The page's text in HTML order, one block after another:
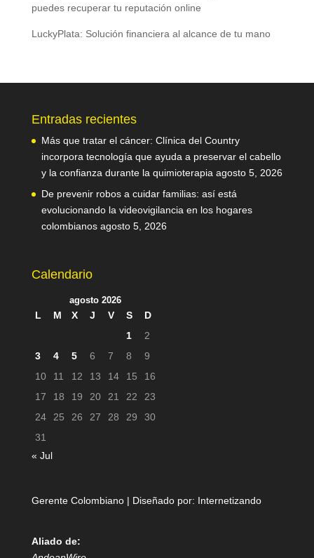
puedes recuperar tu reputación online
LuckyPlata: Solución financiera al alcance de tu mano
Entradas recientes
Más que tratar el cáncer: Clínica del Country
incorpora tecnología que ayuda a preservar el cabello
y la confianza durante la quimioterapia agosto 5, 2026
De prevenir robos a cuidar familias: así está
evolucionando la videovigilancia en los hogares
colombianos agosto 5, 2026
Calendario
agosto 2026
L M X J V S
D
1
2
3
4 5 6 7 8
9
10
11 12 13 14 15
16
17
18 19 20 21 22
23
24
25 26 27 28 29
30
31
« Jul
Gerente Colombiano | Diseñado por: Internetizando
Aliado de: